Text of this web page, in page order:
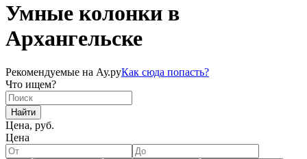
Умные колонки в
Архангельске
Рекомендуемые на Ау.руКак сюда попасть?
Что ищем?
Найти
Цена, руб.
Цена